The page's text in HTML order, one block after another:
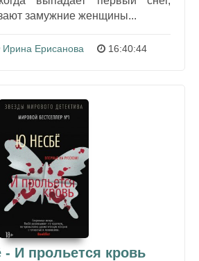
замужние женщины...
Ирина Ерисанова 16:40:44
И прольется кровь